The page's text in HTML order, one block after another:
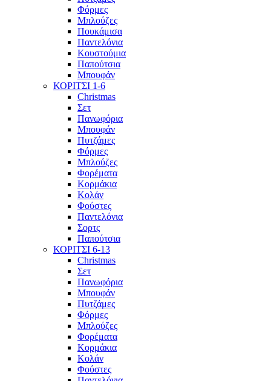
Φόρμες
Μπλούζες
Πουκάμισα
Παντελόνια
Κουστούμια
Παπούτσια
Μπουφάν
ΚΟΡΙΤΣΙ 1-6
Christmas
Σετ
Πανωφόρια
Μπουφάν
Πυτζάμες
Φόρμες
Μπλούζες
Φορέματα
Κορμάκια
Κολάν
Φούστες
Παντελόνια
Σορτς
Παπούτσια
ΚΟΡΙΤΣΙ 6-13
Christmas
Σετ
Πανωφόρια
Μπουφάν
Πυτζάμες
Φόρμες
Μπλούζες
Φορέματα
Κορμάκια
Κολάν
Φούστες